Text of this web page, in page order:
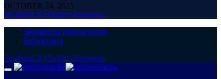
OCTOBER 24, 2025
Facebook X (Twitter) Instagram
Sepakbola Internasional
Bulutangkis
Facebook X (Twitter) Instagram